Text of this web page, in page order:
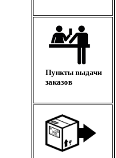
Пункты выдачи
заказов